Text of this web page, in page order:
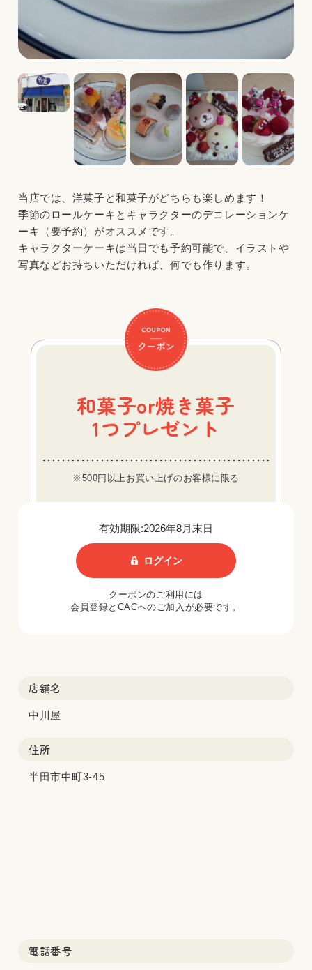
当店では、洋菓子と和菓子がどちらも楽しめます！
季節のロールケーキとキャラクターのデコレーションケ
ーキ（要予約）がオススメです。
キャラクターケーキは当日でも予約可能で、イラストや
写真などお持ちいただければ、何でも作ります。
和菓子or焼き菓子
1つプレゼント
※500円以上お買い上げのお客様に限る
有効期限:2026年8月末日
ログイン
クーポンのご利用には
会員登録とCACへのご加入が必要です。
店舗名
中川屋
住所
半田市中町3-45
電話番号